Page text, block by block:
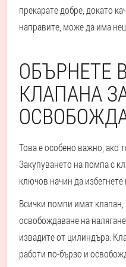
прекарате добре, докато
направите, може да има
ОБЪРНЕТЕ
КЛАПАНА
Това е особено важно, ако
Закупуването на помпа с
ключов начин да избегнете
Всички помпи имат клапан,
освобождаване на
извадите от цилиндъра.
работи по-бързо и